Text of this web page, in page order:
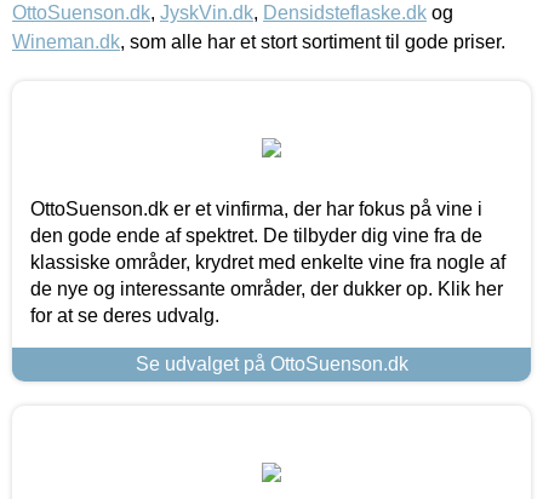
OttoSuenson.dk, JyskVin.dk, Densidsteflaske.dk og
Wineman.dk, som alle har et stort sortiment til gode priser.
OttoSuenson.dk er et vinfirma, der har fokus på vine i
den gode ende af spektret. De tilbyder dig vine fra de
klassiske områder, krydret med enkelte vine fra nogle af
de nye og interessante områder, der dukker op. Klik her
for at se deres udvalg.
Se udvalget på OttoSuenson.dk